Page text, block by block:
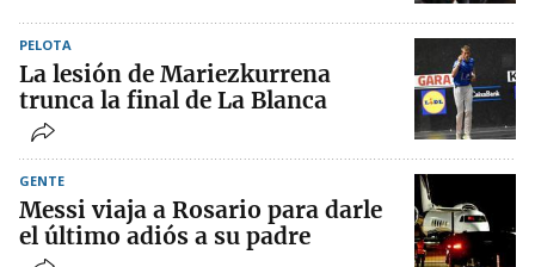
PELOTA
La lesión de Mariezkurrena
trunca la final de La Blanca
GENTE
Messi viaja a Rosario para darle
el último adiós a su padre